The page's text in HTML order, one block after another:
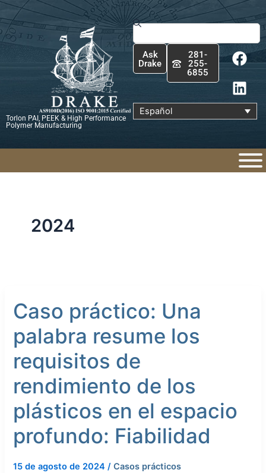
Ir
al
contenido
Torlon PAI, PEEK & High Performance
Polymer Manufacturing
Buscar
Ask
Drake
281-
255-
6855
F
a
c
e
b
o
k
L
i
n
k
e
d
n
Español
2024
Caso práctico: Una
palabra resume los
requisitos de
rendimiento de los
plásticos en el espacio
profundo: Fiabilidad
15 de agosto de 2024/Casos prácticos
práctico:
Una
palabra
resume
los
requisitos
de
rendimiento
de
los
plásticos
en